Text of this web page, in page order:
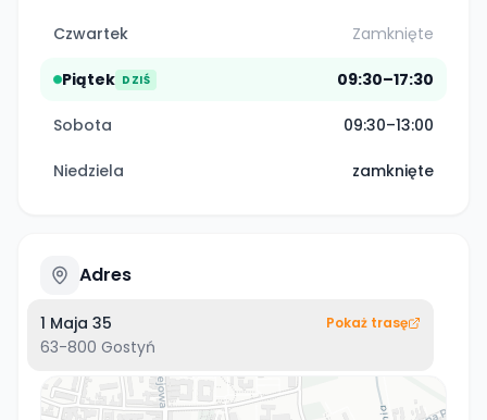
Czwartek Zamknięte
Piątek DZIŚ 09:30–17:30
Sobota 09:30–13:00
Niedziela zamknięte
Adres
1 Maja 35
63-800 Gostyń
Pokaż trasę